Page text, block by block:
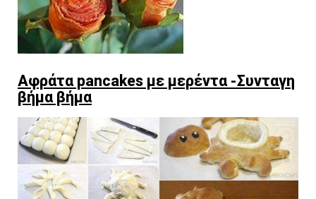
Αφράτα pancakes με μερέντα -Συνταγη
βήμα βήμα